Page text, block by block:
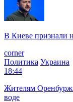
В Киеве признали
corner
Политика Украина
18:44
Жителям
воде